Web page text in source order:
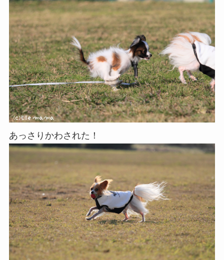
あっさりかわされた！